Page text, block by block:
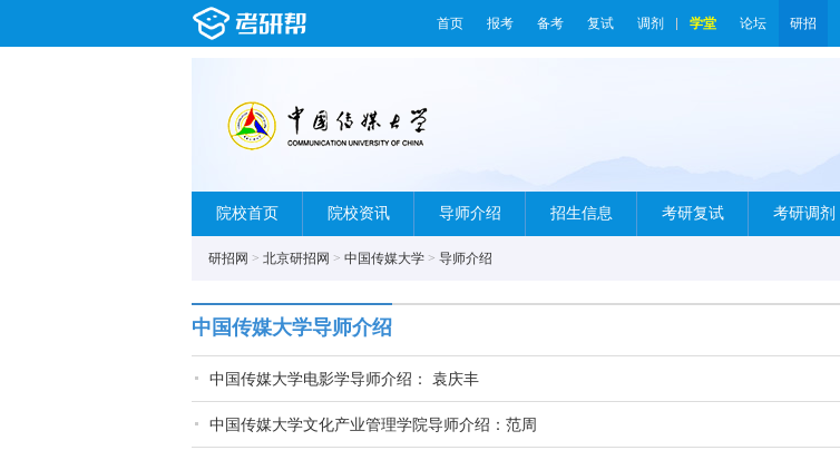
首页 报考 备考 复试 调剂 学堂 论坛 研招
院校首页 院校资讯 导师介绍 招生信息 考研复试 考研调剂
研招网 > 北京研招网 > 中国传媒大学 > 导师介绍
中国传媒大学导师介绍
中国传媒大学电影学导师介绍： 袁庆丰
中国传媒大学文化产业管理学院导师介绍：范周